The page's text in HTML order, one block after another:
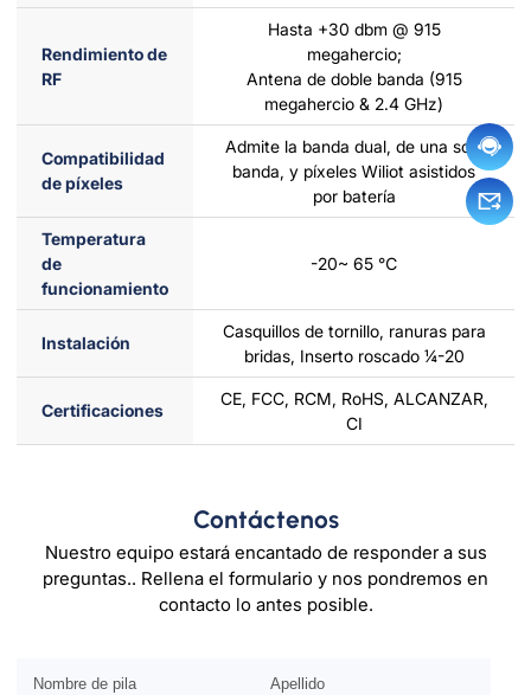
Rendimiento de
RF
Hasta +30 dbm @ 915
megahercio;
Antena de doble banda (915
megahercio & 2.4 GHz)
Compatibilidad
de píxeles
Admite la banda dual, de una sola
banda, y píxeles Wiliot asistidos
por batería
Temperatura
de
funcionamiento
-20~ 65 ℃
Instalación
Casquillos de tornillo, ranuras para
bridas, Inserto roscado ¼-20
Certificaciones
CE, FCC, RCM, RoHS, ALCANZAR,
CI
Contáctenos
Nuestro equipo estará encantado de responder a sus
preguntas.. Rellena el formulario y nos pondremos en
contacto lo antes posible.